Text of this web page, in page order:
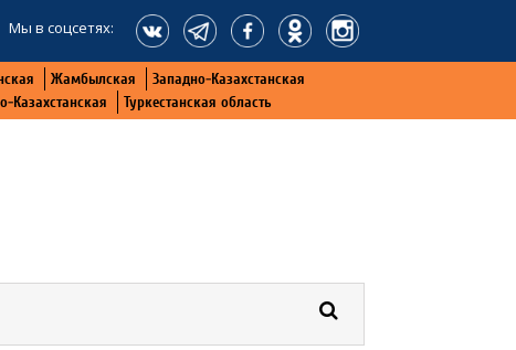
Мы в соцсетях:
Жамбылская
Западно-Казахстанская
Казахстанская Туркестанская область